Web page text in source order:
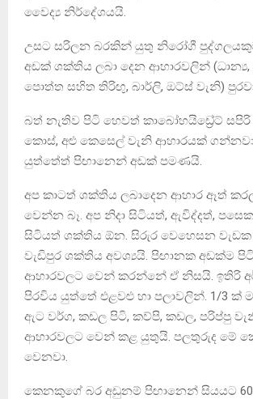
වෛද්‍ය නිර්දේශයයි.
උසට සරිලන බරකින් යුතු නිරෝගී
අඩක් ශක්තිය ලබා දෙන ආහාරවලින් (ධාන්‍ය,
පොත්ත සහිත තිරිඟු, බාර්ලි, ඔට්ස් වැනි)
බත් නැතිව පිටි හෙවත් කාබෝහයිඩ්‍රේට් සපිරි
කොස්, අළු කෙසෙල් වැනි ආහාරයක්
යුත්තේත් පිඟානෙන් අඩක් පමණයි.
අප කාටත් ශක්තිය ලබාදෙන ආහාර ඈත්
වෙන්න බෑ. අප නිදා සිටියත්, ඇවිද්දත්,
සිටියත් ශක්තිය ඕන. සිරුර වෙහෙසන වැඩක
වැඩිපුර ශක්තිය අවශ්‍යයි. පිඟානක අඩක්ම
ආහාරවලට වෙන් කරන්නේ ඒ නිසයි. ඉතිරි
පිරවිය යුත්තේ එළවළු හා පලාවලින්. 1/3 ක්
ඇට වර්ග, කඩල පිටි, කව්පි, කඩල, පරිප්පු
ආහාරවලට වෙන් කළ යුතුයි. පලතුරුද මේ
වෙනවා.
කෙනකුගේ බර අඩුනම් පිඟානෙන් සියයට